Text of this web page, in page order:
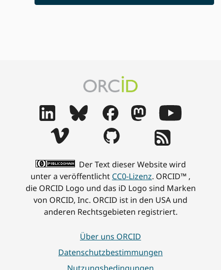
Der Text dieser Website wird
unter a veröffentlicht CC0-Lizenz. ORCID™ ,
die ORCID Logo und das iD Logo sind Marken
von ORCID, Inc. ORCID ist in den USA und
anderen Rechtsgebieten registriert.
Über uns ORCID
Datenschutzbestimmungen